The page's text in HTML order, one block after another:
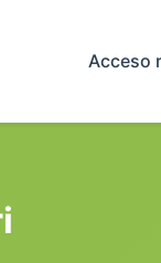
Acceso